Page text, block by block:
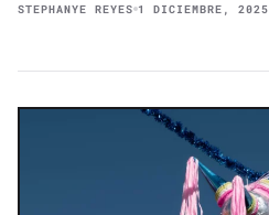
STEPHANYE REYES 1 DICIEMBRE, 2025